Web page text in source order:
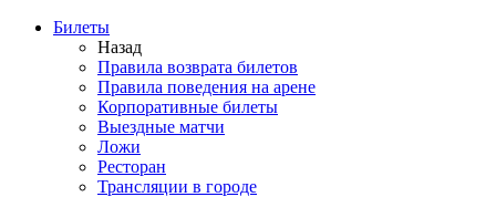
Билеты
Назад
Правила возврата билетов
Правила поведения на арене
Корпоративные билеты
Выездные матчи
Ложи
Ресторан
Трансляции в городе